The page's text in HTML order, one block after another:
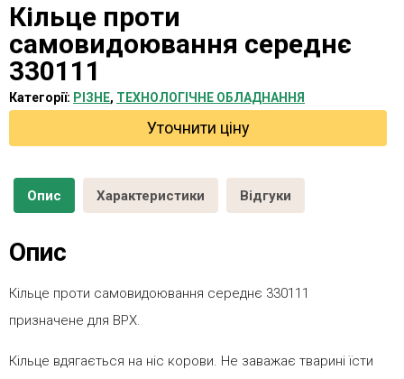
Кільце проти
самовидоювання середнє
330111
Категорії: РІЗНЕ, ТЕХНОЛОГІЧНЕ ОБЛАДНАННЯ
Уточнити ціну
Опис Характеристики Відгуки
Опис
Кільце проти самовидоювання середнє 330111
призначене для ВРХ.
Кільце вдягається на ніс корови. Не заважає тварині їсти